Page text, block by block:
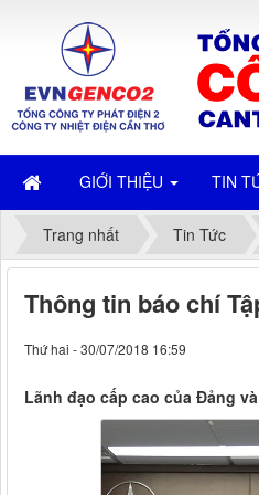
GIỚI THIỆU TIN
Trang nhất Tin Tức
Thông tin báo chí
Thứ hai - 30/07/2018 16:59
Lãnh đạo cấp cao của Đảng